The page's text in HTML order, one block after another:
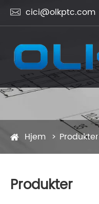
 cici@olkptc.com
Hjem Produkter
Produkter